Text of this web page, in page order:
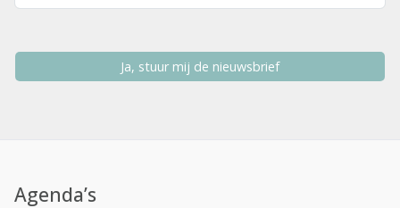
Ja, stuur mij de nieuwsbrief
Agenda’s